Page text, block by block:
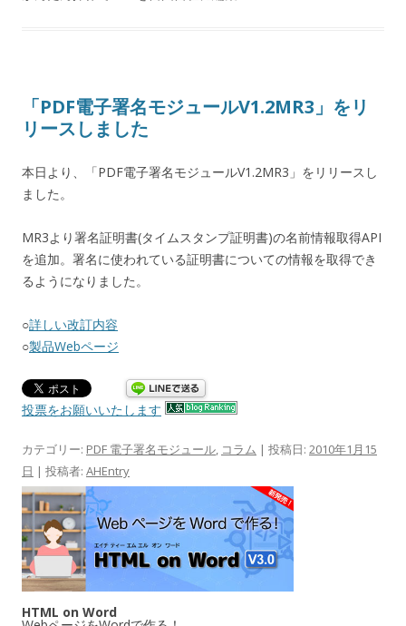
「PDF電子署名モジュールV1.2MR3」をリ
リースしました
本日より、「PDF電子署名モジュールV1.2MR3」をリリースし
ました。
MR3より署名証明書(タイムスタンプ証明書)の名前情報取得API
を追加。署名に使われている証明書についての情報を取得でき
るようになりました。
○詳しい改訂内容
○製品Webページ
投票をお願いいたします
カテゴリー: PDF 電子署名モジュール, コラム | 投稿日: 2010年1月15
日 | 投稿者: AHEntry
HTML on Word